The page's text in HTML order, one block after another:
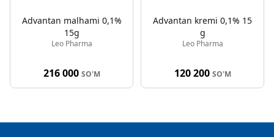
Advantan malhami 0,1%
15g
Leo Pharma
216 000 SO'M
Advantan kremi 0,1% 15
g
Leo Pharma
120 200 SO'M